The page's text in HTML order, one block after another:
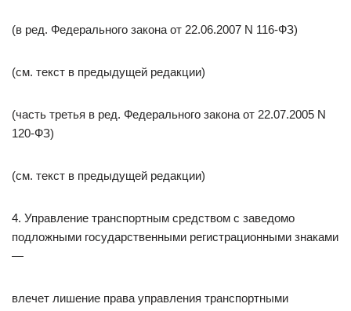
(в ред. Федерального закона от 22.06.2007 N 116-ФЗ)
(см. текст в предыдущей редакции)
(часть третья в ред. Федерального закона от 22.07.2005 N
120-ФЗ)
(см. текст в предыдущей редакции)
4. Управление транспортным средством с заведомо
подложными государственными регистрационными знаками
—
влечет лишение права управления транспортными